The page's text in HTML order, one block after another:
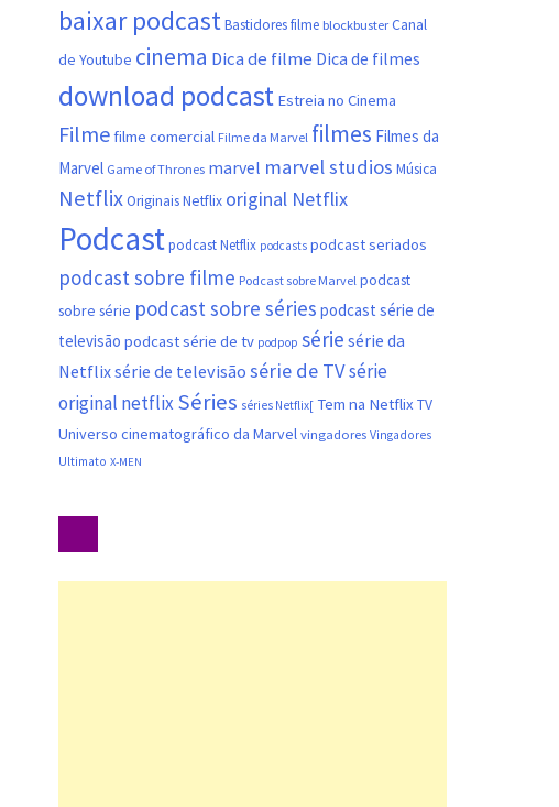
baixar podcastBastidores filme blockbuster Canal
de Youtube cinema Dica de filme Dica de filmes
download podcast Estreia no Cinema
Filmefilme comercial Filme da Marvel filmes Filmes da
Marvel Game of Thrones marvel marvel studios Música
NetflixOriginais Netflix original Netflix
Podcastpodcast Netflix podcasts podcast seriados
podcast sobre filme Podcast sobre Marvel podcast
sobre série podcast sobre séries podcast série de
televisão podcast série de tv podpop série série da
Netflixsérie de televisão série de TVsérie
original netflix Séries séries Netflix[ Tem na Netflix TV
Universo cinematográfico da Marvel vingadores Vingadores
Ultimato X-MEN